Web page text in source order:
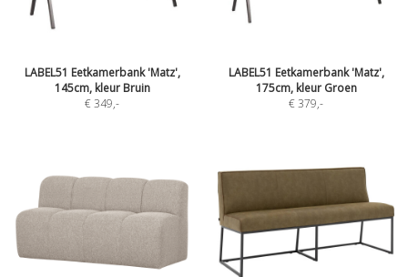
LABEL51 Eetkamerbank 'Matz',
145cm, kleur Bruin
€ 349,-
LABEL51 Eetkamerbank 'Matz',
175cm, kleur Groen
€ 379,-